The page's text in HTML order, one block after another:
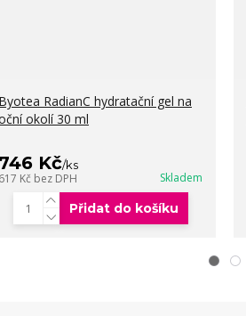
Byotea RadianC hydratační gel na
okolí 30 ml
746 Kč/ks
617 Kč bez DPH Skladem
Přidat do košíku